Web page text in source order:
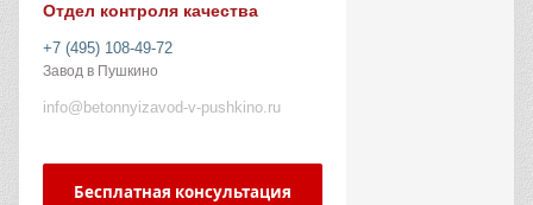
Отдел контроля качества
+7 (495) 108-49-72
Завод в Пушкино
info@betonnyizavod-v-pushkino.ru
Бесплатная консультация